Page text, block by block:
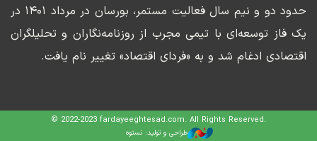
حدود دو و نیم سال فعالیت مستمر، بورسان در مرداد ۱۴۰۱ در
یک فاز توسعه‌ای با تیمی مجرب از روزنامه‌نگاران و تحلیلگران
اقتصادی ادغام شد و به «فردای اقتصاد» تغییر نام یافت.
© 2022-2023 fardayeeghtesad.com. All Rights Reserved.
طراحی و تولید: نستوه